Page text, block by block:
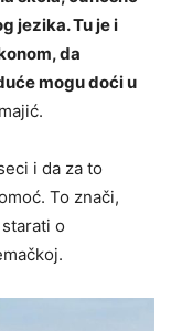
jezika. Tu je i
da
mogu doći u
i da za to
To znači,
o